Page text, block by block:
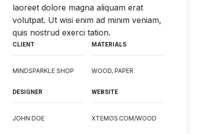
laoreet dolore magna aliquam erat
volutpat. Ut wisi enim ad minim veniam,
quis nostrud exerci tation.
CLIENT
MINDSPARKLE SHOP
DESIGNER
JOHN DOE
MATERIALS
WOOD, PAPER
WEBSITE
XTEMOS.COM/WOOD